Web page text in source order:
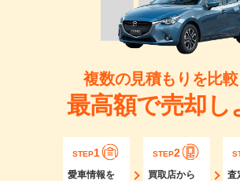
複数の見積もりを比
最高額で売却し
STEP1
愛車情報を
STEP2
買取店から
査